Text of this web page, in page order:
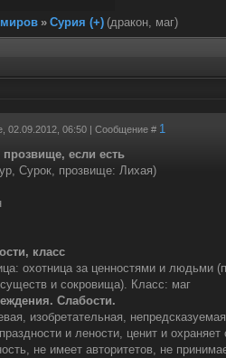
миров» Сурия (+) (дракон, маг)
02.09.2012, 06:50 | Сообщение # 1
если есть
Сурок, прозвище: Лихая)
класс
охотница за ценностями и людьми
и сокровища). Класс: маг
Слабости.
изобретательная,
и лености, ценит и
не имеет авторитетов, не